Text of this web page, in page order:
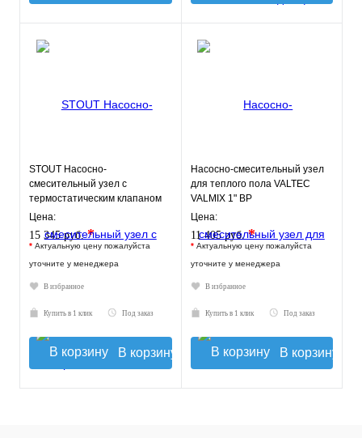
STOUT Насосно-
смесительный узел с
термостатическим клапаном
20-43°C, с насосом UPSO
Цена:
15 345 руб.*
* Актуальную цену пожалуйста
уточните у менеджера
В избранное
Купить в 1 клик Под заказ
В корзину
Насосно-смесительный узел
для теплого пола VALTEC
VALMIX 1" ВР
Цена:
11 405 руб.*
* Актуальную цену пожалуйста
уточните у менеджера
В избранное
Купить в 1 клик Под заказ
В корзину